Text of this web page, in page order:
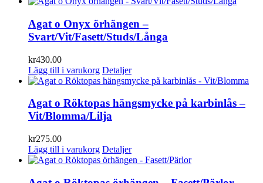
Agat o Onyx örhängen –
Svart/Vit/Fasett/Studs/Långa
kr430.00
Lägg till i varukorg Detaljer
Agat o Röktopas hängsmycke på karbinlås –
Vit/Blomma/Lilja
kr275.00
Lägg till i varukorg Detaljer